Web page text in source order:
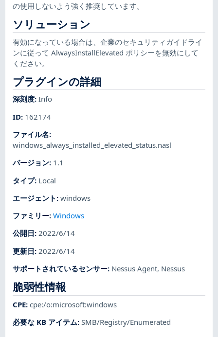
の使用しないよう強く推奨しています。
ソリューション
有効になっている場合は、企業のセキュリティガイドライ
ンに従って AlwaysInstallElevated ポリシーを無効にして
ください。
プラグインの詳細
深刻度:Info
ID: 162174
ファイル名:
windows_always_installed_elevated_status.nasl
バージョン: 1.1
タイプ: Local
エージェント :windows
ファミリー:Windows
公開日:2022/6/14
更新日: 2022/6/14
サポートされているセンサー: Nessus Agent, Nessus
脆弱性情報
CPE:cpe:/o:microsoft:windows
必要な KB アイテム:SMB/Registry/Enumerated